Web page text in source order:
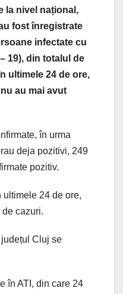
la nivel național,
fost înregistrate
infectate cu
19), din totalul de
ultimele 24 de ore,
au mai avut
în urma
deja pozitivi, 249
pozitiv.
24 de ore,
cazuri.
Cluj se
în ATI, din care 24